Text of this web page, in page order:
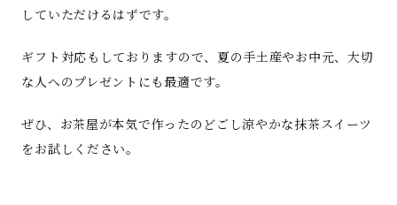
していただけるはずです。
ギフト対応もしておりますので、夏の手土産やお中元、大切
な人へのプレゼントにも最適です。
ぜひ、お茶屋が本気で作ったのどごし涼やかな抹茶スイーツ
をお試しください。